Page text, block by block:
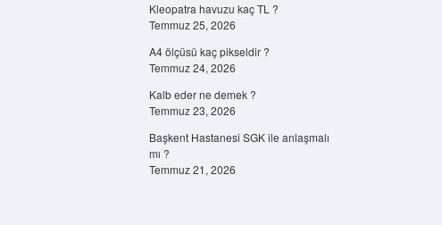
Kleopatra havuzu kaç TL ?
Temmuz 25, 2026
A4 ölçüsü kaç pikseldir ?
Temmuz 24, 2026
Kalb eder ne demek ?
Temmuz 23, 2026
Başkent Hastanesi SGK ile anlaşmalı
mı ?
Temmuz 21, 2026